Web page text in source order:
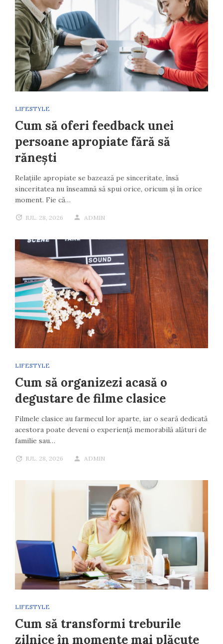
LIFESTYLE
Cum să oferi feedback unei
persoane apropiate fără să
rănești
Relațiile apropiate se bazează pe sinceritate, însă
sinceritatea nu înseamnă să spui orice, oricum și în orice
moment. Fie că…
IUL. 28, 2026 ADMIN
LIFESTYLE
Cum să organizezi acasă o
degustare de filme clasice
Filmele clasice au farmecul lor aparte, iar o seară dedicată
acestora poate deveni o experiență memorabilă alături de
familie sau…
IUL. 28, 2026 ADMIN
LIFESTYLE
Cum să transformi treburile
zilnice în momente mai plăcute